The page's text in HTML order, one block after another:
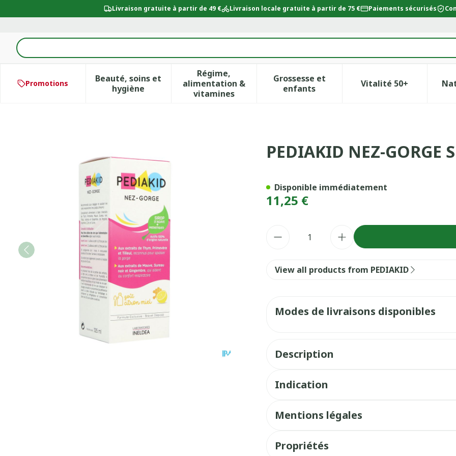
Livraison gratuite à partir de 49 € Livraison locale gratuite à partir de 75 € Paiements sécurisés
Rechercher
Promotions
Beauté, soins et
hygièneAfficher le sous-menu pour la catégorie Beauté, soins et hygiène
Régime,
alimentation &
vitamines
Afficher le sous-menu pour la catégorie Régime,
Grossesse et
enfantsAfficher le sous-menu pour la
Vitalité 50+Afficher le sous-
PEDIAKID NEZ-GORGE SP 125MLPEDIAKID NEZ-GORGE
11,25 €
Disponible immédiatement
View all products from PEDIAKID
Modes de livraisons disponibles
Description
Indication
Mentions légales
Propriétés